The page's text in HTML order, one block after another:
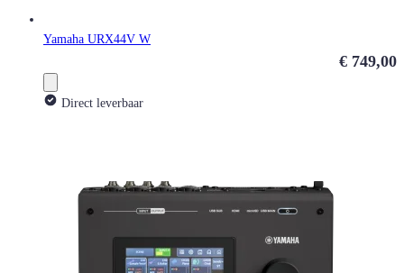
Yamaha URX44V W
€ 749,00
Direct leverbaar